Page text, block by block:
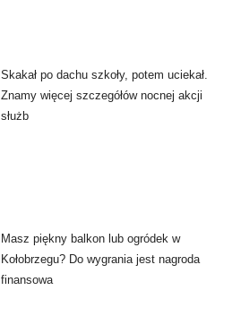
Skakał po dachu szkoły, potem uciekał.
Znamy więcej szczegółów nocnej akcji
służb
Masz piękny balkon lub ogródek w
Kołobrzegu? Do wygrania jest nagroda
finansowa